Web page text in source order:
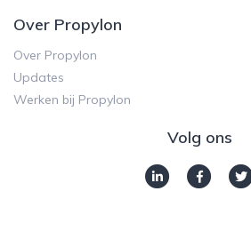
Over Propylon
Over Propylon
Updates
Werken bij Propylon
Volg ons